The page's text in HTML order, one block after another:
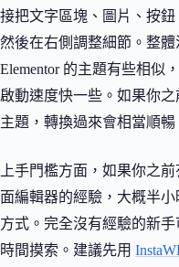
接把文字區塊、圖片、按
然後在右側調整細節。整體
Elementor 的主題有些相似
啟動速度快一些。如果你之
主題，轉換過來會相當順暢
上手門檻方面，如果你之
面編輯器的經驗，大概半
方式。完全沒有經驗的新
時間摸索。建議先用